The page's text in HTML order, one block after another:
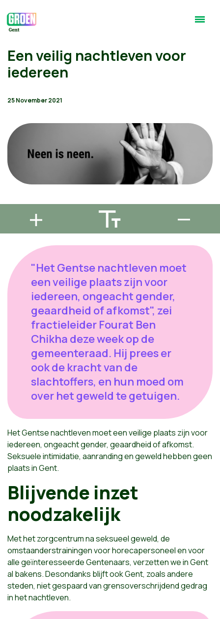
Een veilig nachtleven voor
iedereen
25 November 2021
"Het Gentse nachtleven moet
een veilige plaats zijn voor
iedereen, ongeacht gender,
geaardheid of afkomst", zei
fractieleider Fourat Ben
Chikha deze week op de
gemeenteraad. Hij prees er
ook de kracht van de
slachtoffers, en hun moed om
over het geweld te getuigen.
Het Gentse nachtleven moet een veilige plaats zijn voor
iedereen, ongeacht gender, geaardheid of afkomst.
Seksuele intimidatie, aanranding en geweld hebben geen
plaats in Gent.
Blijvende inzet
noodzakelijk
Met het zorgcentrum na seksueel geweld, de
omstaanderstrainingen voor horecapersoneel en voor
alle geïnteresseerde Gentenaars, verzetten we in Gent
al bakens. Desondanks blijft ook Gent, zoals andere
steden, niet gespaard van grensoverschrijdend gedrag
in het nachtleven.